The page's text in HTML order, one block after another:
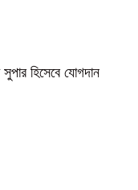
হিসেবে যোগদান